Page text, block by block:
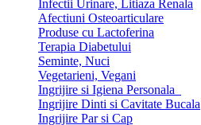
Infectii Urinare, Litiaza Renala
Afectiuni Osteoarticulare
Produse cu Lactoferina
Terapia Diabetului
Seminte, Nuci
Vegetarieni, Vegani
Ingrijire si Igiena Personala
Ingrijire Dinti si Cavitate Bucala
Ingrijire Par si Cap